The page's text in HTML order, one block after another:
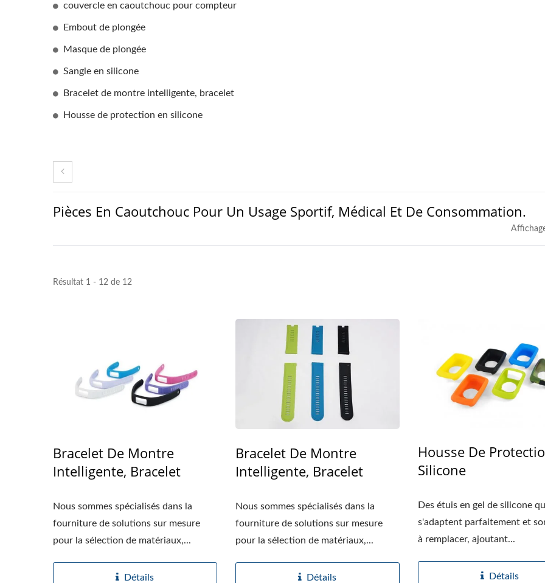
couvercle en caoutchouc pour compteur
Embout de plongée
Masque de plongée
Sangle en silicone
Bracelet de montre intelligente, bracelet
Housse de protection en silicone
Pièces En Caoutchouc Pour Un Usage Sportif, Médical Et De Consommation.
Résultat 1 - 12 de 12
Bracelet De Montre
Intelligente, Bracelet
Nous sommes spécialisés dans la
fourniture de solutions sur mesure
pour la sélection de matériaux,...
Détails
Bracelet De Montre
Intelligente, Bracelet
Nous sommes spécialisés dans la
fourniture de solutions sur mesure
pour la sélection de matériaux,...
Détails
Housse De
Silicone
Des étuis en gel de silicone
s'adaptent parfaitement et
à remplacer, ajoutant...
Détails
Intelligente